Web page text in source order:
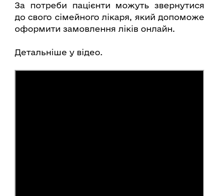
За потреби пацієнти можуть звернутися
до свого сімейного лікаря, який допоможе
оформити замовлення ліків онлайн.
Детальніше у відео.